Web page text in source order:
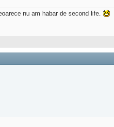
nu am habar de second life.